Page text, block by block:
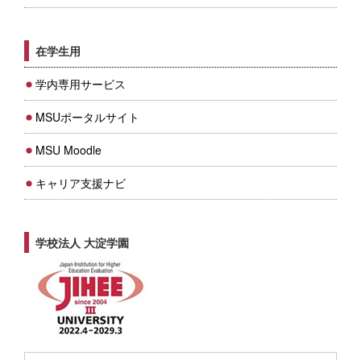
在学生用
学内専用サービス
MSUポータルサイト
MSU Moodle
キャリア支援ナビ
学校法人 大淀学園